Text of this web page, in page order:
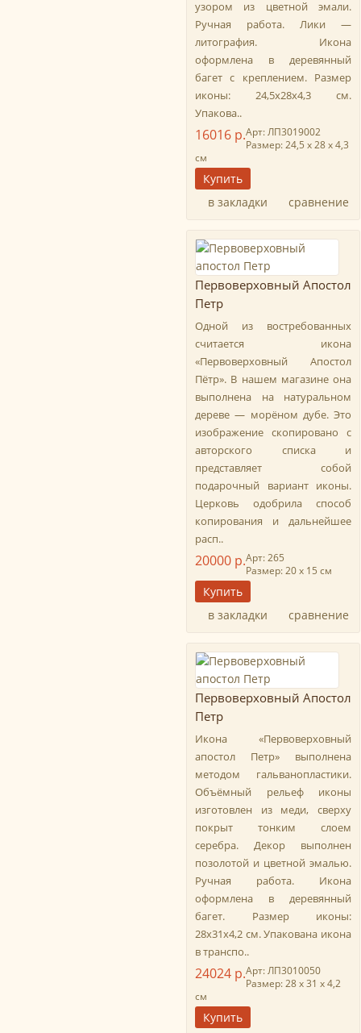
узором из цветной эмали.
Ручная работа. Лики —
литография. Икона
оформлена в деревянный
багет с креплением. Размер
иконы: 24,5х28х4,3 см.
Упакова..
16016 р.Арт: ЛП3019002
Размер: 24,5 х 28 х 4,3
см
в закладки сравнение
Первоверховный Апостол
Петр
Одной из востребованных
считается икона
«Первоверховный Апостол
Пётр». В нашем магазине она
выполнена на натуральном
дереве — морёном дубе. Это
изображение скопировано с
авторского списка и
представляет собой
подарочный вариант иконы.
Церковь одобрила способ
копирования и дальнейшее
расп..
20000 р.Арт: 265
Размер: 20 х 15 см
в закладки сравнение
Первоверховный Апостол
Петр
Икона «Первоверховный
апостол Петр» выполнена
методом гальванопластики.
Объёмный рельеф иконы
изготовлен из меди, сверху
покрыт тонким слоем
серебра. Декор выполнен
позолотой и цветной эмалью.
Ручная работа. Икона
оформлена в деревянный
багет. Размер иконы:
28х31х4,2 см. Упакована икона
в транспо..
24024 р.Арт: ЛП3010050
Размер: 28 х 31 х 4,2
см